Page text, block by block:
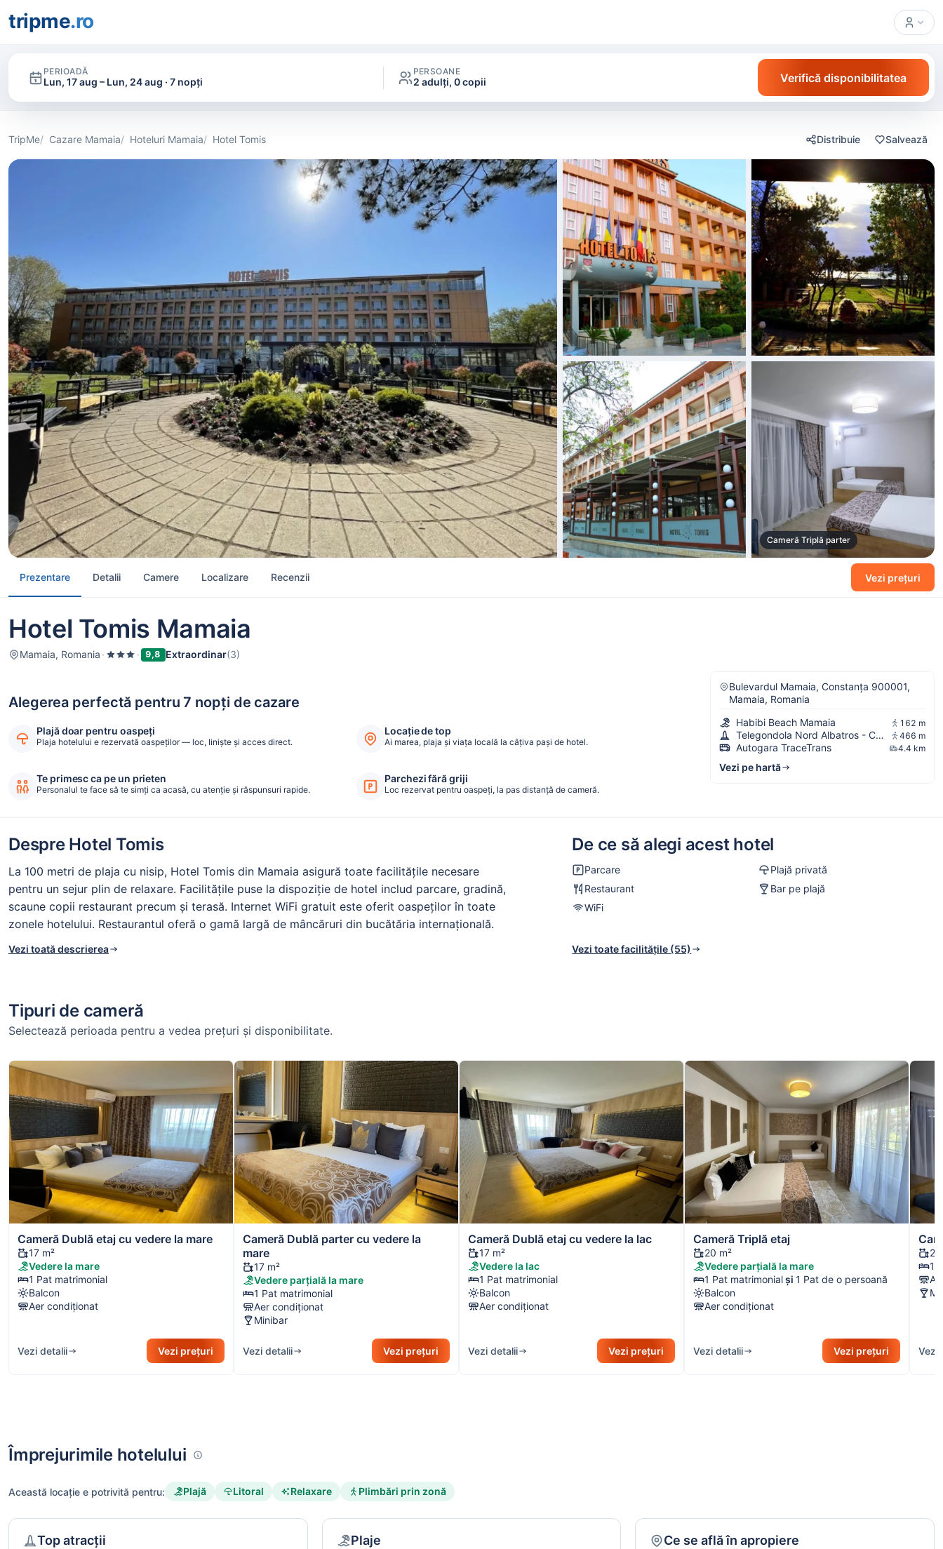
tripme.ro
PERIOADĂ
Lun, 17 aug – Lun, 24 aug · 7 nopți
PERSOANE
2 adulți, 0 copii Verifică disponibilitatea
TripMe Cazare Mamaia Hoteluri Mamaia Hotel Tomis Distribuie Salvează
Cameră Triplă parter
Prezentare Detalii Camere Localizare Recenzii Vezi prețuri
Hotel Tomis Mamaia
Mamaia, Romania · · 9,8 Extraordinar(3)
Alegerea perfectă pentru 7 nopți de cazare
Plajă doar pentru oaspeți
Plaja hotelului e rezervată oaspeților — loc, liniște și acces direct.
Locație de top
Ai marea, plaja și viața locală la câțiva pași de hotel.
Te primesc ca pe un prieten
Personalul te face să te simți ca acasă, cu atenție și răspunsuri rapide.
Parchezi fără griji
Loc rezervat pentru oaspeți, la pas distanță de cameră.
Bulevardul Mamaia, Constanța 900001,
Mamaia, Romania
Habibi Beach Mamaia
162 m
Telegondola Nord Albatros - Cazino 466 m
Autogara TraceTrans 4.4 km
Vezi pe hartă
Despre Hotel Tomis
La 100 metri de plaja cu nisip, Hotel Tomis din Mamaia asigură toate facilitățile necesare
pentru un sejur plin de relaxare. Facilitățile puse la dispoziție de hotel includ parcare, gradină,
scaune copii restaurant precum și terasă. Internet WiFi gratuit este oferit oaspeților în toate
zonele hotelului. Restaurantul oferă o gamă largă de mâncăruri din bucătăria internaţională.
Vezi toată descrierea
De ce să alegi acest hotel
Parcare
Plajă privată
Restaurant
Bar pe plajă
WiFi
Vezi toate facilitățile (55)
Tipuri de cameră
Selectează perioada pentru a vedea prețuri și disponibilitate.
Cameră Dublă etaj cu vedere la mare
17 m²
Vedere la mare
1 Pat matrimonial
Balcon
Aer condiționat
Vezi detalii Vezi prețuri
Cameră Dublă parter cu vedere la
mare
17 m²
Vedere parțială la mare
1 Pat matrimonial
Aer condiționat
Minibar
Vezi detalii Vezi prețuri
Cameră Dublă etaj cu vedere la lac
17 m²
Vedere la lac
1 Pat matrimonial
Balcon
Aer condiționat
Vezi detalii Vezi prețuri
Cameră Triplă etaj
20 m²
Vedere parțială la mare
1 Pat matrimonialși 1 Pat de o persoană
Balcon
Aer condiționat
Vezi detalii Vezi prețuri
20
1
Vezi
Împrejurimile hotelului
Această locație e potrivită pentru: Plajă Litoral Relaxare Plimbări prin zonă
Top atracții Plaje Ce se află în apropiere